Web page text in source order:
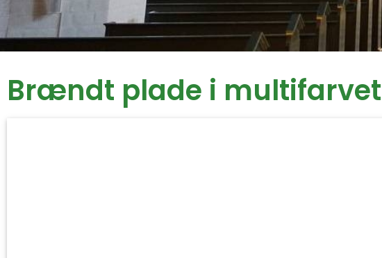
Brændt plade i